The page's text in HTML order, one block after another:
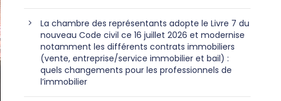
La chambre des représentants adopte le Livre 7 du
nouveau Code civil ce 16 juillet 2026 et modernise
notamment les différents contrats immobiliers
(vente, entreprise/service immobilier et bail) :
quels changements pour les professionnels de
l’immobilier